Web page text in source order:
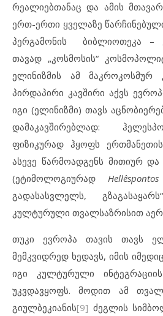
რეალიებთანაც და ამის
ერთ-ერთი ყველაზე
პერგამონის ბიბლიოთეკა –
თავად „კოსმოსის“
ელინიზმის ამ
პირდაპირი კავშირი აქვს
იგი (ელინიზმი) თავს
დამაკავშირებლად:
ფიზიკურად ჰყოფს
ასევე წარმოადგენს მითიურ
(ეტიმოლოგიურად Hellêspontos
გადასასვლელს,
კულტურული თვალსაზრისით
თუკი ევროპა თავის თავს
მემკვიდრედ ხედავს, იმის
იგი კულტურული
უკვდავყოფს. მოდით ამ
გიულბეკიანის[9] ძეგლის